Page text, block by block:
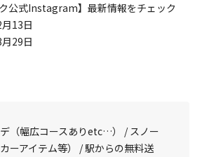
公式Instagram】最新情報をチェック
13日
29日
（幅広コースありetc…） / スノー
ーアイテム等） / 駅からの無料送